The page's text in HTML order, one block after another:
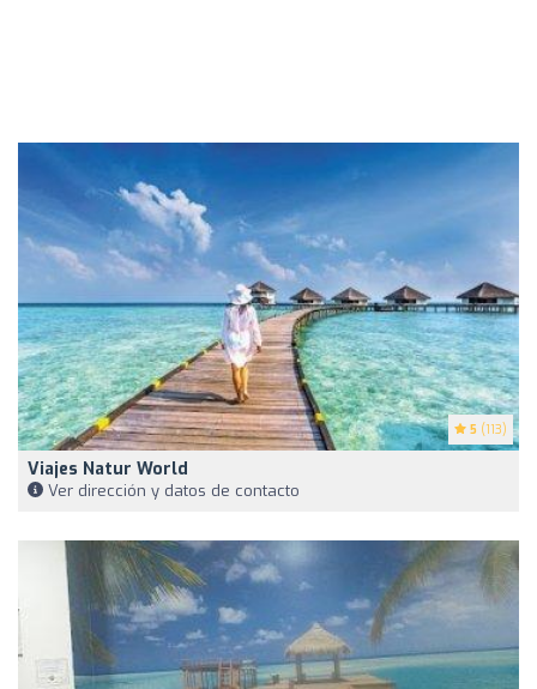
5 (113)
Viajes Natur World
Ver dirección y datos de contacto